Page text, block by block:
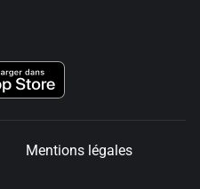
Mentions légales